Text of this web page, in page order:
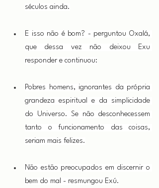
séculos ainda.
E isso não é bom? - perguntou Oxalá,
que dessa vez não deixou Exu
responder e continuou:
Pobres homens, ignorantes da própria
grandeza espiritual e da simplicidade
do Universo. Se não desconhecessem
tanto o funcionamento das coisas,
seriam mais felizes.
Não estão preocupados em discernir o
bem do mal - resmungou Exú.